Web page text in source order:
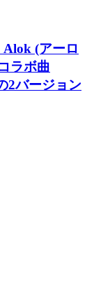
Alok (アーロ
ラボ曲
2バージョン